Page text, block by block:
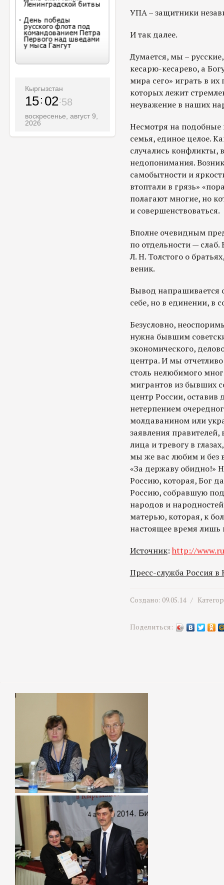
Кыргызстан
15 02 59
воскресенье, август 9,
2026
УПА – защитники
И так далее.
Думается, мы –
кесарю-кесарево, а
мира сего» играть в
которых лежит
неуважение в наших
Несмотря на
семья, единое целое.
случались конфликты,
недопонимания.
самобытности и
втоптали в грязь»
полагают многие, но
и совершенствоваться.
Вполне очевидным
по отдельности — слаб.
Л. Н. Толстого о
веник.
Вывод напрашивается
себе, но в единении, в
Безусловно,
нужна бывшим
экономического,
центра. И мы
столь нелюбимого
мигрантов из бывших
центр России,
нетерпением
молдаванином или
заявления
лица и тревогу в
мы же вас любим и без
«За державу обидно!»
Россию, которая, Бог
Россию, собравшую
народов и
матерью, которая, к
настоящее время лишь
Источник: http://
Пресс-служба Россия в
Создано: 09.05.14 /
Поделиться: